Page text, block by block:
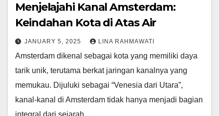
Menjelajahi Kanal Amsterdam:
Keindahan Kota di Atas Air
JANUARY 5, 2025 LINA RAHMAWATI
Amsterdam dikenal sebagai kota yang memiliki daya
tarik unik, terutama berkat jaringan kanalnya yang
memukau. Dijuluki sebagai “Venesia dari Utara”,
kanal-kanal di Amsterdam tidak hanya menjadi bagian